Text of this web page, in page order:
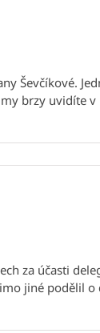
Ševčíkové.
brzy uvidíte v
za účasti
jiné podělil